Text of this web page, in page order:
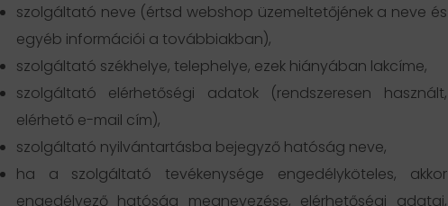
szolgáltató neve (értsd webshop üzemeltetőjének a neve és
egyéb információi a továbbiakban),
szolgáltató székhelye, telephelye, ezek hiányában lakcíme,
szolgáltató elérhetőségi adatok (rendszeresen használt,
elérhető e-mail cím),
szolgáltató nyilvántartásba bejegyző hatóság neve,
ha a szolgáltató tevékenysége engedélyköteles, akkor
engedélyező hatóság megnevezése, elérhetőségi adatai,